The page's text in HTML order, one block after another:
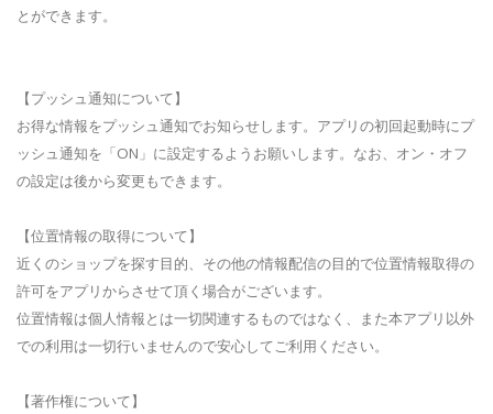
とができます。
【プッシュ通知について】
お得な情報をプッシュ通知でお知らせします。アプリの初回起動時にプ
ッシュ通知を「ON」に設定するようお願いします。なお、オン・オフ
の設定は後から変更もできます。
【位置情報の取得について】
近くのショップを探す目的、その他の情報配信の目的で位置情報取得の
許可をアプリからさせて頂く場合がございます。
位置情報は個人情報とは一切関連するものではなく、また本アプリ以外
での利用は一切行いませんので安心してご利用ください。
【著作権について】